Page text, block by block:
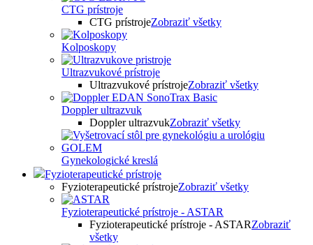
CTG prístroje
CTG prístrojeZobraziť všetky
Kolposkopy
Ultrazvukové prístroje
Ultrazvukové prístrojeZobraziť všetky
Doppler ultrazvuk
Doppler ultrazvukZobraziť všetky
Gynekologické kreslá
Fyzioterapeutické prístroje
Fyzioterapeutické prístrojeZobraziť všetky
Fyzioterapeutické prístroje - ASTAR
Fyzioterapeutické prístroje - ASTARZobraziť
všetky